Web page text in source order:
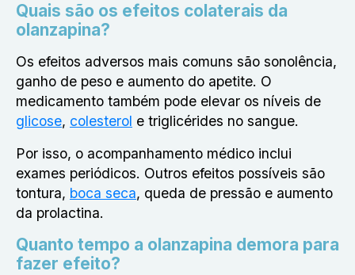
Quais são os efeitos colaterais da
olanzapina?
Os efeitos adversos mais comuns são sonolência,
ganho de peso e aumento do apetite. O
medicamento também pode elevar os níveis de
glicose, colesterol e triglicérides no sangue.
Por isso, o acompanhamento médico inclui
exames periódicos. Outros efeitos possíveis são
tontura, boca seca, queda de pressão e aumento
da prolactina.
Quanto tempo a olanzapina demora para
fazer efeito?